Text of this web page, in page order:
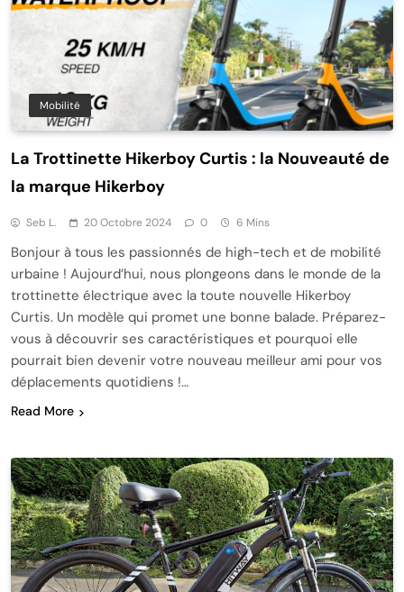
Mobilité
La Trottinette Hikerboy Curtis : la Nouveauté de
la marque Hikerboy
Seb L. 20 Octobre 2024 0 6 Mins
Bonjour à tous les passionnés de high-tech et de mobilité
urbaine ! Aujourd’hui, nous plongeons dans le monde de la
trottinette électrique avec la toute nouvelle Hikerboy
Curtis. Un modèle qui promet une bonne balade. Préparez-
vous à découvrir ses caractéristiques et pourquoi elle
pourrait bien devenir votre nouveau meilleur ami pour vos
déplacements quotidiens !…
Read More